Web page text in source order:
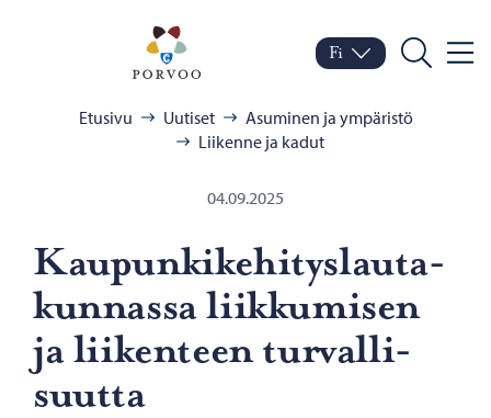
Porvoo – Siirry
Vaihda kieltä
Nykyinen kieli: Suomi
Fi
Hae
Etusivu Uutiset
Asuminen ja ympäristö
Liikenne ja kadut
04.09.2025
Kau­pun­ki­ke­hi­tys­lau­ta­
kun­nas­sa liik­ku­mi­sen
ja lii­ken­teen tur­val­li­
suut­ta